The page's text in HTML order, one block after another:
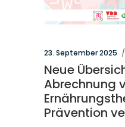
23. September 2025
Neue
Abrechnung
Prävention